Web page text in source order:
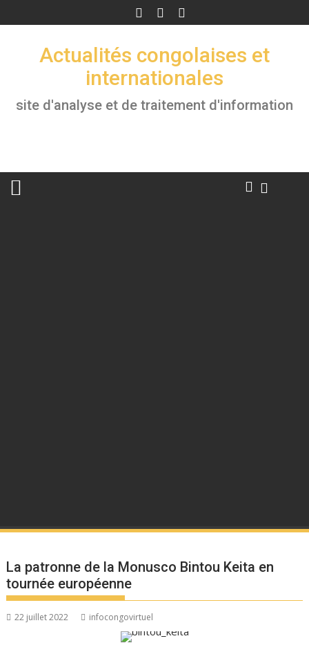
to
Actualités congolaises et
internationales
site d'analyse et de traitement d'information
La patronne de la Monusco Bintou Keita en
tournée européenne
22 juillet 2022 infocongovirtuel